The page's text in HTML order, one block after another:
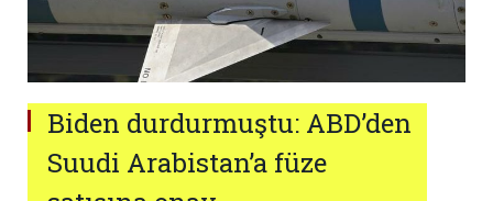
Biden durdurmuştu: ABD’den
Suudi Arabistan’a füze